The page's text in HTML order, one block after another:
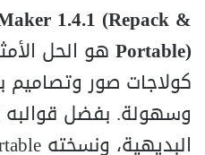
1.4.1 (Repack &
Portable) هو الحل
كولاجات صور
وسهولة. بفضل قوالبه